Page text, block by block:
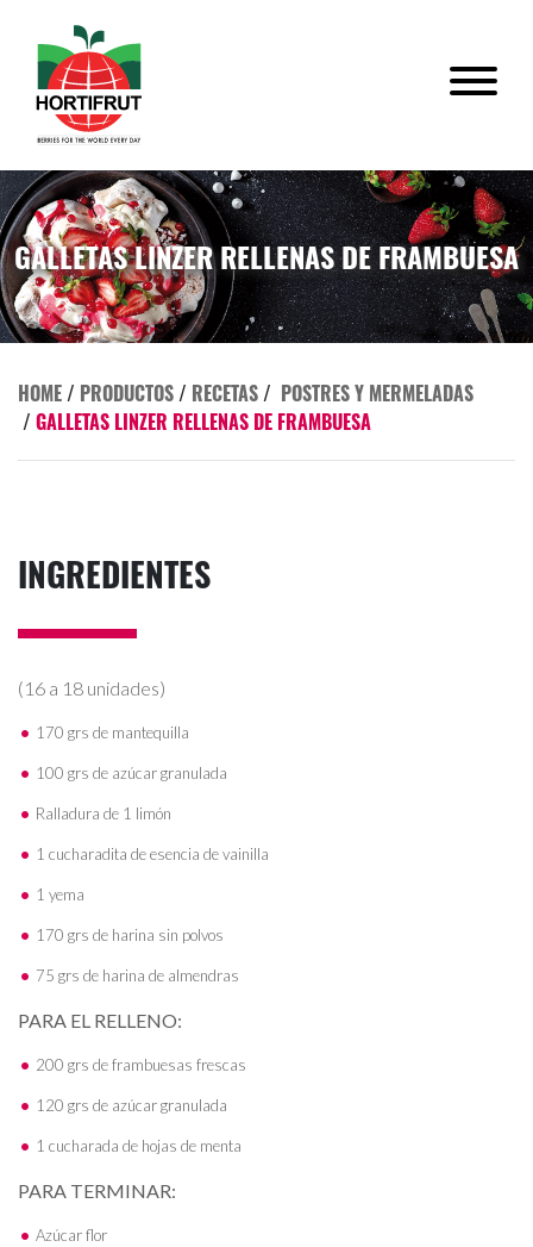
GALLETAS LINZER RELLENAS DE FRAMBUESA
HOME/ PRODUCTOS/ RECETAS/ POSTRES Y MERMELADAS
/ GALLETAS LINZER RELLENAS DE FRAMBUESA
INGREDIENTES
(16 a 18 unidades)
170 grs de mantequilla
100 grs de azúcar granulada
Ralladura de 1 limón
1 cucharadita de esencia de vainilla
1 yema
170 grs de harina sin polvos
75 grs de harina de almendras
PARA EL RELLENO:
200 grs de frambuesas frescas
120 grs de azúcar granulada
1 cucharada de hojas de menta
PARA TERMINAR:
Azúcar flor